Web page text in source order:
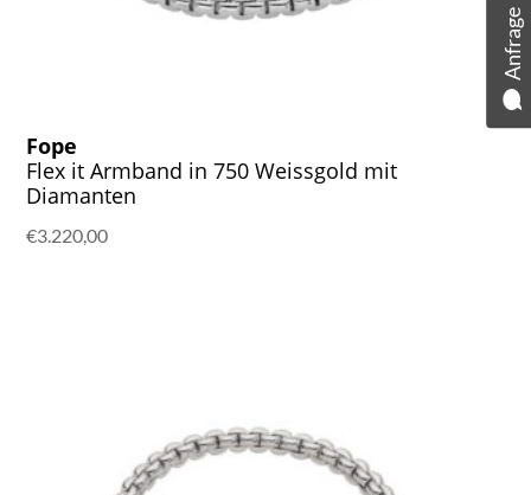
Fope
Flex it Armband in 750 Weissgold mit
Diamanten
€3.220,00
Anfrage